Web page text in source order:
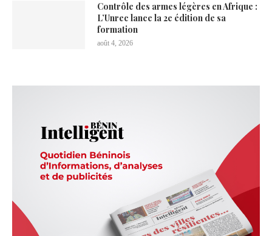
Contrôle des armes légères en Afrique :
L’Unrec lance la 2e édition de sa
formation
août 4, 2026